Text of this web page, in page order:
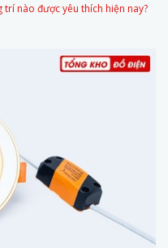
trí nào được yêu thích hiện nay?